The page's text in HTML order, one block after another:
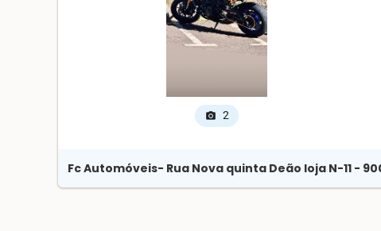
photo_camera 2
Fc Automóveis- Rua Nova quinta Deão loja N-11 -